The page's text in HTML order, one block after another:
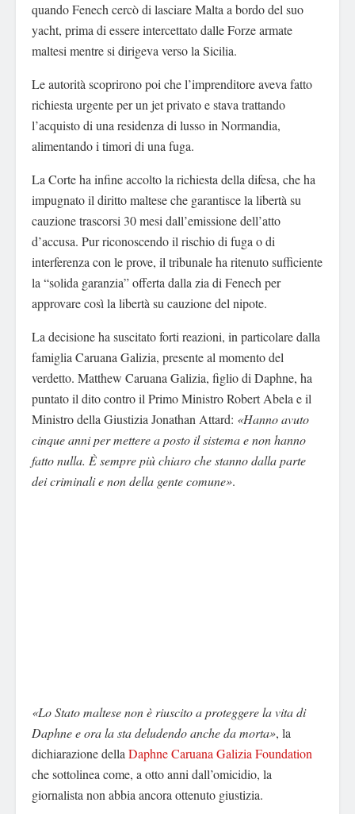
quando Fenech cercò di lasciare Malta a bordo del suo
yacht, prima di essere intercettato dalle Forze armate
maltesi mentre si dirigeva verso la Sicilia.
Le autorità scoprirono poi che l’imprenditore aveva fatto
richiesta urgente per un jet privato e stava trattando
l’acquisto di una residenza di lusso in Normandia,
alimentando i timori di una fuga.
La Corte ha infine accolto la richiesta della difesa, che ha
impugnato il diritto maltese che garantisce la libertà su
cauzione trascorsi 30 mesi dall’emissione dell’atto
d’accusa. Pur riconoscendo il rischio di fuga o di
interferenza con le prove, il tribunale ha ritenuto sufficiente
la “solida garanzia” offerta dalla zia di Fenech per
approvare così la libertà su cauzione del nipote.
La decisione ha suscitato forti reazioni, in particolare dalla
famiglia Caruana Galizia, presente al momento del
verdetto. Matthew Caruana Galizia, figlio di Daphne, ha
puntato il dito contro il Primo Ministro Robert Abela e il
Ministro della Giustizia Jonathan Attard: «Hanno avuto
cinque anni per mettere a posto il sistema e non hanno
fatto nulla. È sempre più chiaro che stanno dalla parte
dei criminali e non della gente comune».
«Lo Stato maltese non è riuscito a proteggere la vita di
Daphne e ora la sta deludendo anche da morta», la
dichiarazione della Daphne Caruana Galizia Foundation
che sottolinea come, a otto anni dall’omicidio, la
giornalista non abbia ancora ottenuto giustizia.